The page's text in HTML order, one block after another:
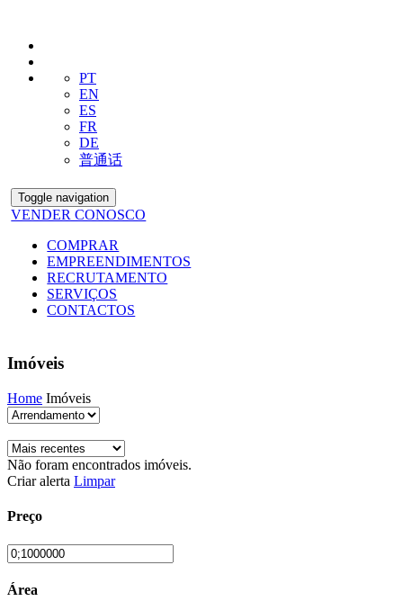
PT
EN
ES
FR
DE
普通话
Toggle navigation
VENDER CONOSCO
COMPRAR
EMPREENDIMENTOS
RECRUTAMENTO
SERVIÇOS
CONTACTOS
Imóveis
Home Imóveis
Não foram encontrados imóveis.
Criar alerta Limpar
Preço
Área